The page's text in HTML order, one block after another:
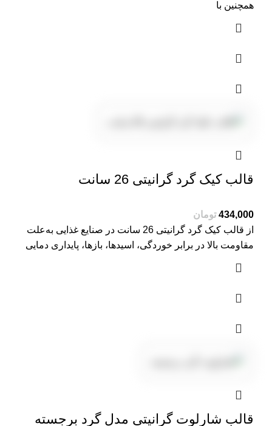
همچنین با
قالب کیک گرد گرانیتی 26 سانت
تومان
از قالب کیک گرد گرانیتی 26 سانت در صنایع غذایی به‌علت
مقاومت بالا در برابر خوردگی، اسیدها، بازها، پایداری دمایی
قالب شارلوت گرانیتی مدل گرد برجسته